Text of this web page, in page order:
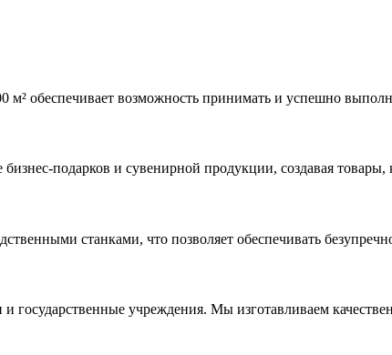
м² обеспечивает возможность принимать и успешно
подарков и сувенирной продукции, создавая
станками, что позволяет обеспечивать
государственные учреждения. Мы изготавливаем